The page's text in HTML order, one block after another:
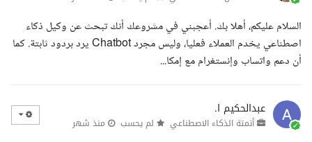
السلام عليكم، أهلا بك. أعجبني في مشروعك أنك تبحث عن وكيل ذكاء
اصطناعي يخدم العملاء فعليا، وليس مجرد Chatbot يرد بردود ثابتة. كما
أن دعم واتساب وإنستغرام مع إمكا...
عبدالحكيم ا.
أتمتة الذكاء الاصطناعي لم يحسب منذ شهر